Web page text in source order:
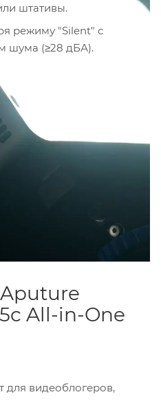
штативы.
режиму "Silent" с
шума (≥28 дБА).
All-in-One
для видеоблогеров,